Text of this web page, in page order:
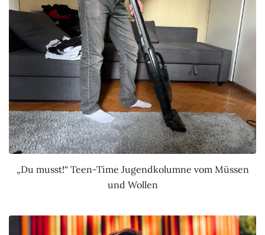
„Du musst!“ Teen-Time Jugendkolumne vom Müssen
und Wollen